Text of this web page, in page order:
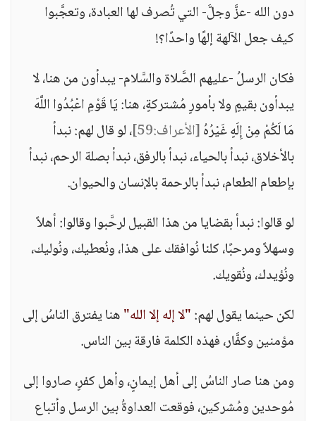
دون الله -عزَّ وجلَّ- التي تُصرف لها العبادة، وتعجَّبوا
كيف جعل الآلهة إلهًا واحدًا؟!
فكان الرسلُ -عليهم الصَّلاة والسَّلام- يبدأون من هنا، لا
يبدأون بقيمٍ ولا بأمورٍ مُشتركةٍ، هنا: يَا قَوْمِ اعْبُدُوا اللَّهَ
مَا لَكُمْ مِنْ إِلَهٍ غَيْرُهُ[الأعراف:59]
، لو قال لهم: نبدأ
بالأخلاق، نبدأ بالحياء، نبدأ بالرفق، نبدأ بصلة الرحم، نبدأ
بإطعام الطعام، نبدأ بالرحمة بالإنسان والحيوان.
لو قالوا: نبدأ بقضايا من هذا القبيل لرحَّبوا وقالوا: أهلاً
وسهلاً ومرحبًا، كلنا نُوافقك على هذا، ونُعطيك، ونُوليك،
ونُؤيدك، ونُقويك.
لكن حينما يقول لهم:"لا إله إلا الله"هنا يفترق الناسُ إلى
مؤمنين وكفَّار، فهذه الكلمة فارقة بين الناس.
ومن هنا صار الناسُ إلى أهل إيمانٍ، وأهل كفرٍ، صاروا إلى
مُوحدين ومُشركين، فوقعت العداوةُ بين الرسل وأتباع